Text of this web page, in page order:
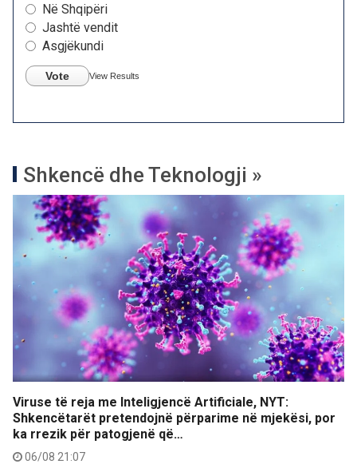
Në Shqipëri
Jashtë vendit
Asgjëkundi
Vote View Results
Shkencë dhe Teknologji »
Viruse të reja me Inteligjencë Artificiale, NYT:
Shkencëtarët pretendojnë përparime në mjekësi, por
ka rrezik për patogjenë që…
06/08 21:07